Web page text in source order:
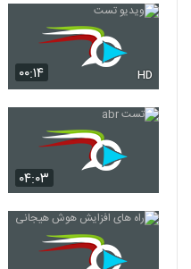
۰۰:۱۴ HD
۰۴:۰۳